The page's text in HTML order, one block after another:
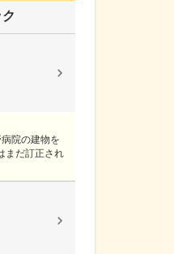
院の建物を
まだ訂正され